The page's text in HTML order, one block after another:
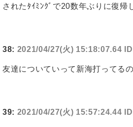
されたﾀｲﾐﾝｸﾞで20数年ぶりに復帰
38: 2021/04/27(火) 15:18:07.64
友達についていって新海打ってる
39: 2021/04/27(火) 15:57:24.44